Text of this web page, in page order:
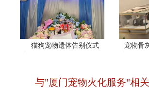
猫狗宠物遗体告别仪式
与"厦门宠物火化服务"相